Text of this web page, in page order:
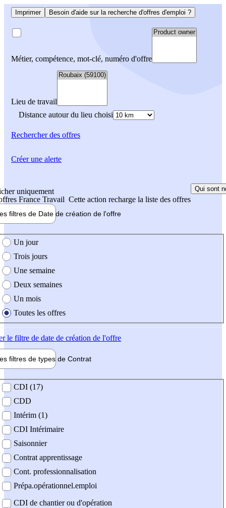
Imprimer Besoin d'aide sur la recherche d'offres d'emploi ?
Métier, compétence, mot-clé, numéro d'offre
Lieu de travail
Distance autour du lieu choisi
Rechercherdes offres
uniquement
France Travail Cette action recharge la liste des offres
Qui sont
filtres de Date de création de l'offre
création de l'offre
Un jour
Trois jours
Une semaine
Deux semaines
Un mois
Toutes les offres
le filtre de date de création de l'offre
filtres de types de Contrat
contrat
CDI (17)
CDD
Intérim (1)
CDI Intérimaire
Saisonnier
Contrat apprentissage
Cont. professionnalisation
Prépa.opérationnel.emploi
CDI de chantier ou d'opération
Créer une alerte